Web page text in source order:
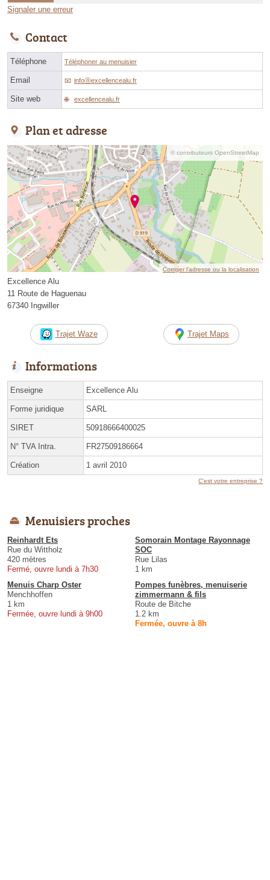
Signaler une erreur
Contact
Téléphone Téléphoner au menuisier
Email infoⓐexcellencealu.fr
Site web excellencealu.fr
Plan et adresse
© contributeurs OpenStreetMap
Corriger l’adresse ou la localisation
Excellence Alu
11 Route de Haguenau
67340 Ingwiller
Trajet Waze Trajet Maps
Informations
Enseigne Excellence Alu
Forme juridique SARL
SIRET 50918666400025
N° TVA Intra. FR27509186664
Création 1 avril 2010
C'est votre entreprise ?
Menuisiers proches
Reinhardt Ets
Rue du Wittholz
420 mètres
Fermé, ouvre lundi à 7h30
Somorain Montage Rayonnage
SOC
Rue Lilas
1 km
Menuis Charp Oster
Menchhoffen
1 km
Fermée, ouvre lundi à 9h00
Pompes funèbres, menuiserie
zimmermann & fils
Route de Bitche
1.2 km
Fermée, ouvre à 8h